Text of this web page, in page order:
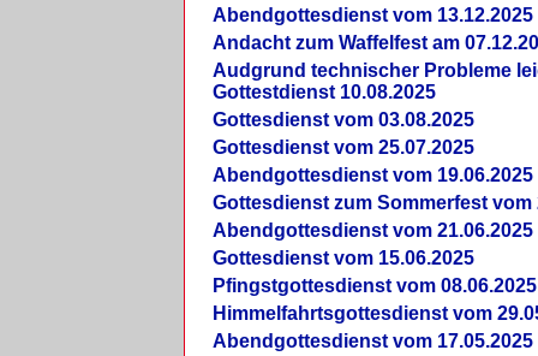
Abendgottesdienst vom 13.12.2025
Andacht zum Waffelfest am
Audgrund technischer Probleme
Gottestdienst 10.08.2025
Gottesdienst vom 03.08.2025
Gottesdienst vom 25.07.2025
Abendgottesdienst vom 19.06.2025
Gottesdienst zum Sommerfest vom
Abendgottesdienst vom 21.06.2025
Gottesdienst vom 15.06.2025
Pfingstgottesdienst vom 08.06.2025
Himmelfahrtsgottesdienst vom
Abendgottesdienst vom 17.05.2025